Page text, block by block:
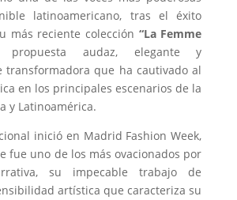
latinoamericano, tras el éxito
más reciente colección “La Femme
audaz, elegante y
transformadora que ha cautivado al
en los principales escenarios de la
y Latinoamérica.
inició en Madrid Fashion Week,
fue uno de los más ovacionados por
su impecable trabajo de
artística que caracteriza su